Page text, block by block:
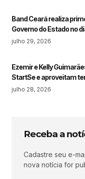
Band Ceará realiza
Governo do Estado no
julho 29, 2026
Ezemir e Kelly
StartSe e aproveitam
julho 28, 2026
Receba a
Cadastre seu e-
nova notícia for